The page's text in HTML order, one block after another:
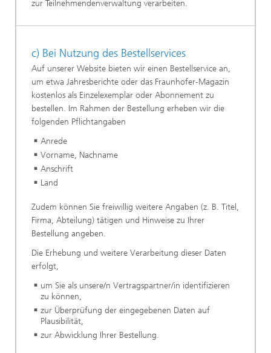
zur Teilnehmendenverwaltung verarbeiten.
c) Bei Nutzung des Bestellservices
Auf unserer Website bieten wir einen Bestellservice an,
um etwa Jahresberichte oder das Fraunhofer-Magazin
kostenlos als Einzelexemplar oder Abonnement zu
bestellen. Im Rahmen der Bestellung erheben wir die
folgenden Pflichtangaben
Anrede
Vorname, Nachname
Anschrift
Land
Zudem können Sie freiwillig weitere Angaben (z. B. Titel,
Firma, Abteilung) tätigen und Hinweise zu Ihrer
Bestellung angeben.
Die Erhebung und weitere Verarbeitung dieser Daten
erfolgt,
um Sie als unsere/n Vertragspartner/in identifizieren
zu können,
zur Überprüfung der eingegebenen Daten auf
Plausibilität,
zur Abwicklung Ihrer Bestellung.